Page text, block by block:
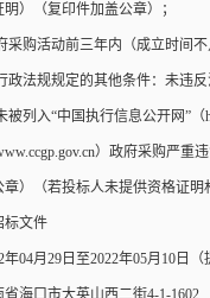
）（复印件加盖公章）；
采购活动前三年内（成立时间
政法规规定的其他条件：未违
被列入“中国执行信息公开网”
）政府采购严
章）（若投标人未提供资格证
标文件
年04月29日至2022年05月10日
海口市大英山西二街4-1-1602